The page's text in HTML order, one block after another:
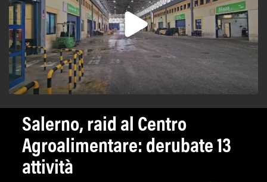
Salerno, raid al Centro
Agroalimentare: derubate 13
attività